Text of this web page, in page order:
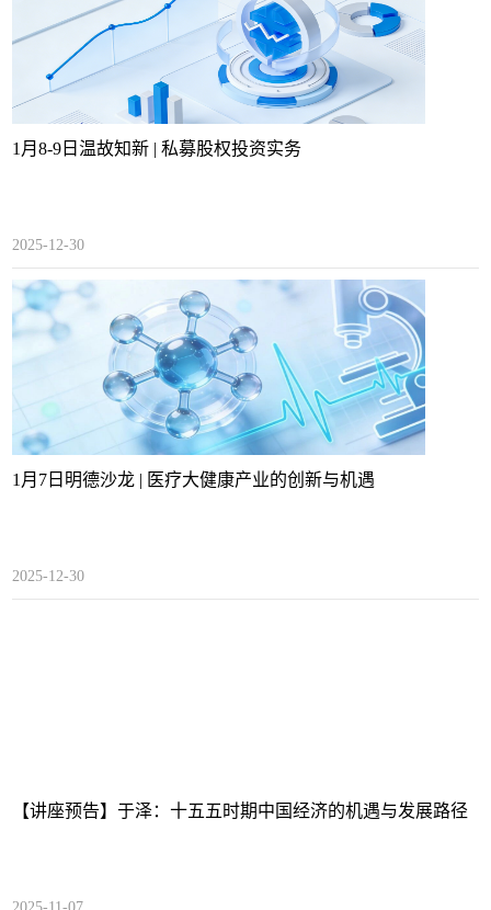
1月8-9日温故知新 | 私募股权投资实务
2025-12-30
1月7日明德沙龙 | 医疗大健康产业的创新与机遇
2025-12-30
【讲座预告】于泽：十五五时期中国经济的机遇与发展路径